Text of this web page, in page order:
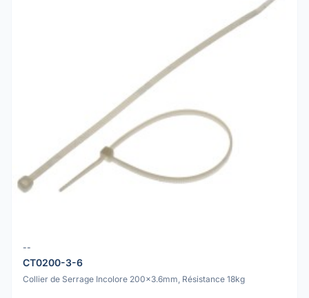
--
CT0200-3-6
Collier de Serrage Incolore 200x3.6mm, Résistance 18kg